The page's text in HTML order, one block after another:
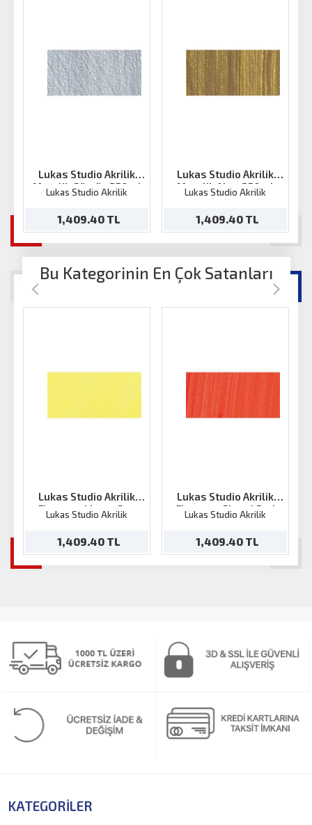
Lukas Studio Akrilik
Metalik Gümüş 250ml
Lukas Studio Akrilik
1,409.40 TL
Lukas Studio Akrilik
Metalik Altın 250ml
Lukas Studio Akrilik
1,409.40 TL
Bu Kategorinin En Çok Satanları
Lukas Studio Akrilik
Florasan Limon Sarı
250ml
Lukas Studio Akrilik
1,409.40 TL
Lukas Studio Akrilik
Florasan Signal Red
250ml
Lukas Studio Akrilik
1,409.40 TL
KATEGORILER